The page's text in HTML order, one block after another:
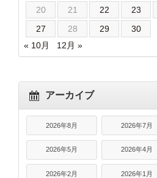
20
21 22 23
27
28 29
30
« 10月
12月 »
アーカイブ
2026年8月 2026年7月
2026年5月 2026年4月
2026年2月 2026年1月